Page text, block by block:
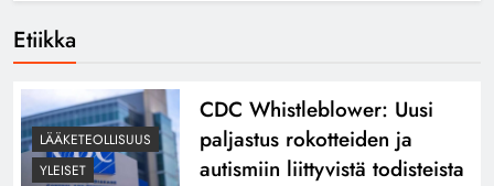
Etiikka
LÄÄKETEOLLISUUS
YLEISET
CDC Whistleblower: Uusi
paljastus rokotteiden ja
autismiin liittyvistä todisteista